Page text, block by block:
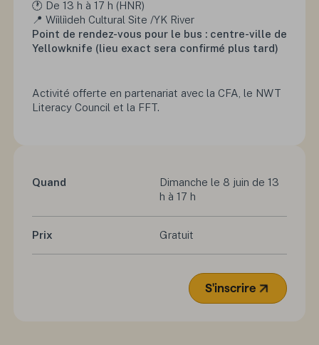
🕐 De 13 h à 17 h (HNR)
📍 Wiìliìdeh Cultural Site /YK River
Point de rendez-vous pour le bus : centre-ville de
Yellowknife (lieu exact sera confirmé plus tard)
Activité offerte en partenariat avec la CFA, le NWT
Literacy Council et la FFT.
Quand
Dimanche le 8 juin de 13
h à 17 h
Prix Gratuit
S'inscrire(Ouvre dans